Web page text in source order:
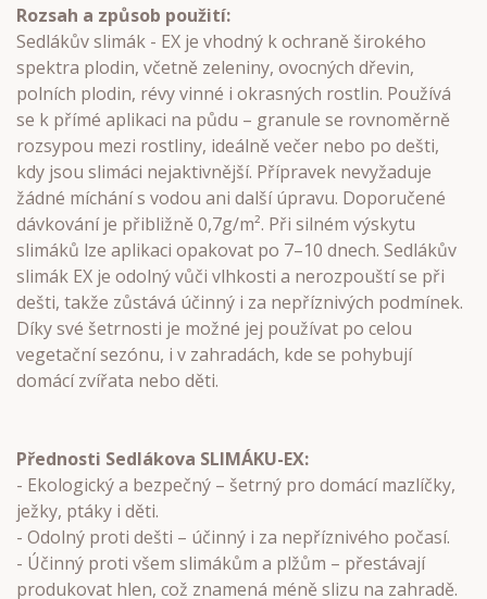
Rozsah a způsob použití:
Sedlákův slimák - EX je vhodný k ochraně širokého
spektra plodin, včetně zeleniny, ovocných dřevin,
polních plodin, révy vinné i okrasných rostlin. Používá
se k přímé aplikaci na půdu – granule se rovnoměrně
rozsypou mezi rostliny, ideálně večer nebo po dešti,
kdy jsou slimáci nejaktivnější. Přípravek nevyžaduje
žádné míchání s vodou ani další úpravu. Doporučené
dávkování je přibližně 0,7g/m². Při silném výskytu
slimáků lze aplikaci opakovat po 7–10 dnech. Sedlákův
slimák EX je odolný vůči vlhkosti a nerozpouští se při
dešti, takže zůstává účinný i za nepříznivých podmínek.
Díky své šetrnosti je možné jej používat po celou
vegetační sezónu, i v zahradách, kde se pohybují
domácí zvířata nebo děti.
Přednosti Sedlákova SLIMÁKU-EX:
- Ekologický a bezpečný – šetrný pro domácí mazlíčky,
ježky, ptáky i děti.
- Odolný proti dešti – účinný i za nepříznivého počasí.
- Účinný proti všem slimákům a plžům – přestávají
produkovat hlen, což znamená méně slizu na zahradě.